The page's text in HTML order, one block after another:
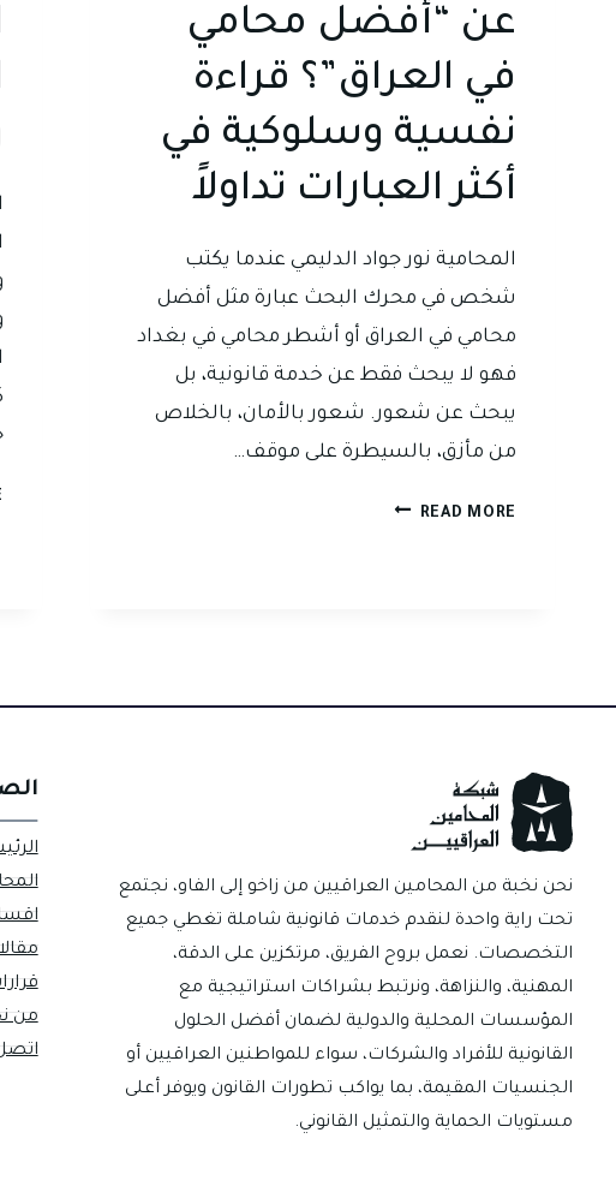
عن “أفضل محامي
في العراق”؟ قراءة
نفسية وسلوكية في
أكثر العبارات تداولاً
المحامية نور جواد الدليمي عندما يكتب
شخص في محرك البحث عبارة مثل أفضل
محامي في العراق أو أشطر محامي في بغداد
فهو لا يبحث فقط عن خدمة قانونية، بل
يبحث عن شعور. شعور بالأمان، بالخلاص
من مأزق، بالسيطرة على موقف…
READ MORE لماذا
العبارات
تداولاً
نحن نخبة من المحامين العراقيين من زاخو إلى الفاو، نجتمع
تحت راية واحدة لنقدم خدمات قانونية شاملة تغطي جميع
التخصصات. نعمل بروح الفريق، مرتكزين على الدقة،
المهنية، والنزاهة، ونرتبط بشراكات استراتيجية مع
المؤسسات المحلية والدولية لضمان أفضل الحلول
القانونية للأفراد والشركات، سواء للمواطنين العراقيين أو
الجنسيات المقيمة، بما يواكب تطورات القانون ويوفر أعلى
مستويات الحماية والتمثيل القانوني.
من